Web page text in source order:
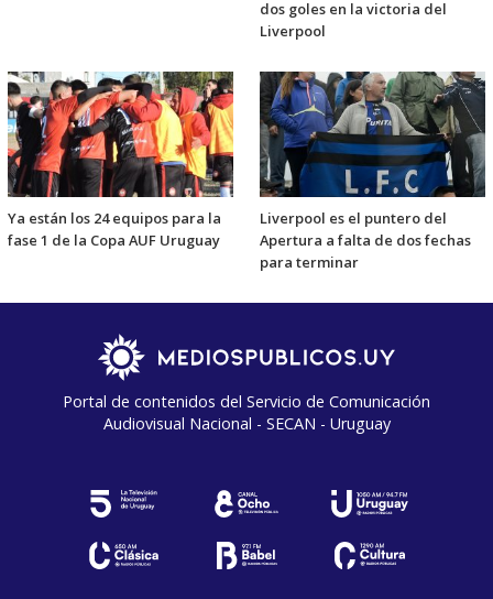
dos goles en la victoria del
Liverpool
Ya están los 24 equipos para la
fase 1 de la Copa AUF Uruguay
Liverpool es el puntero del
Apertura a falta de dos fechas
para terminar
Portal de contenidos del Servicio de Comunicación
Audiovisual Nacional - SECAN - Uruguay